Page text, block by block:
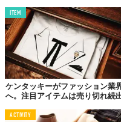
ITEM
ケンタッキーがファッション業
へ。注目アイテムは売り切れ続
ACTIVITY